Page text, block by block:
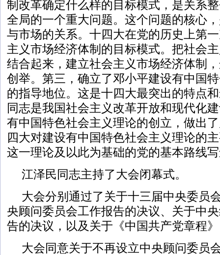
制改革确定什么样的目标模式，是关系
全局的一个重大问题。这个问题的核心
与市场的关系。十四大在党的历史上第
主义市场经济体制的目标模式。把社会
结合起来，建立社会主义市场经济体制
创举。第三，确立了邓小平建设有中国
的指导地位。这是十四大最突出的特点
同志是我国社会主义改革开放和现代化
有中国特色社会主义理论的创立，做出
四大对建设有中国特色社会主义理论的
这一理论及以此为基础的党的基本路线
江泽民同志主持了大会闭幕式。
大会分别通过了关于十三届中央委员
央顾问委员会工作报告的决议、关于中
告的决议，以及关于《中国共产党章程
大会同意关于不再设立中央顾问委员